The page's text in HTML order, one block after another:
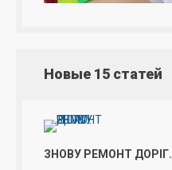
Новые 15 статей
ЗНОВУ РЕМОНТ ДОРІГ.